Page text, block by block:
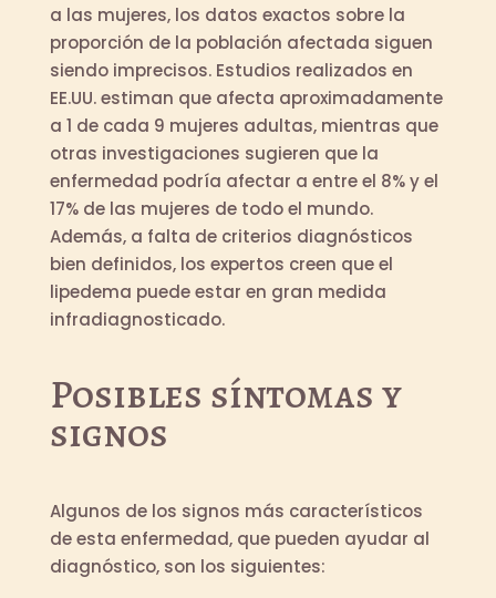
a las mujeres, los datos exactos sobre la
proporción de la población afectada siguen
siendo imprecisos. Estudios realizados en
EE.UU. estiman que afecta aproximadamente
a 1 de cada 9 mujeres adultas, mientras que
otras investigaciones sugieren que la
enfermedad podría afectar a entre el 8% y el
17% de las mujeres de todo el mundo.
Además, a falta de criterios diagnósticos
bien definidos, los expertos creen que el
lipedema puede estar en gran medida
infradiagnosticado.
Posibles síntomas y
signos
Algunos de los signos más característicos
de esta enfermedad, que pueden ayudar al
diagnóstico, son los siguientes: